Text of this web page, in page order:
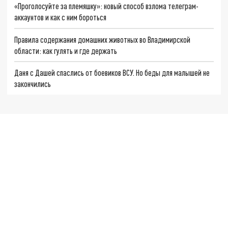
«Проголосуйте за племяшку»: новый способ взлома телеграм-
аккаунтов и как с ним бороться
Правила содержания домашних животных во Владимирской
области: как гулять и где держать
Даня с Дашей спаслись от боевиков ВСУ. Но беды для малышей не
закончились